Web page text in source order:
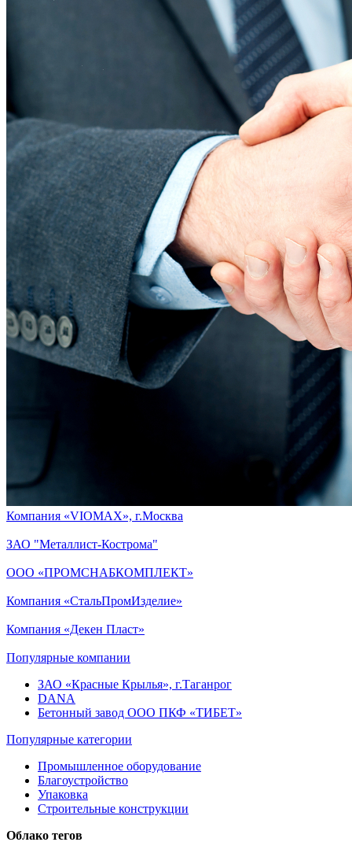
Компания «VIOMAX», г.Москва
ЗАО "Металлист-Кострома"
ООО «ПРОМСНАБКОМПЛЕКТ»
Компания «СтальПромИзделие»
Компания «Декен Пласт»
Популярные компании
ЗАО «Красные Крылья», г.Таганрог
DANA
Бетонный завод ООО ПКФ «ТИБЕТ»
Популярные категории
Промышленное оборудование
Благоустройство
Упаковка
Строительные конструкции
Облако тегов